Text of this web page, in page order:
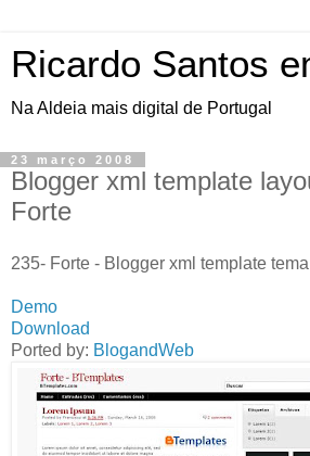
Ricardo Santos
Na Aldeia mais digital de Portugal
23 março 2008
Blogger xml template
Forte
235- Forte - Blogger xml template
Demo
Download
Ported by: BlogandWeb